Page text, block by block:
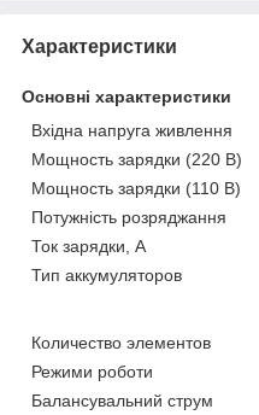
Характеристики
Основні характеристики
Вхідна напруга живлення
Мощность зарядки (220 В)
Мощность зарядки (110 В)
Потужність розряджання
Ток зарядки, А
Тип аккумуляторов
Количество элементов
Режими роботи
Балансувальний струм